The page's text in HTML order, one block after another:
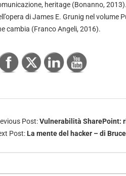
heritage (Bonanno,
di James E. Grunig nel volume
cambia (Franco Angeli, 2016).
Post:Vulnerabilità SharePoint:
Post: La mente del hacker – di